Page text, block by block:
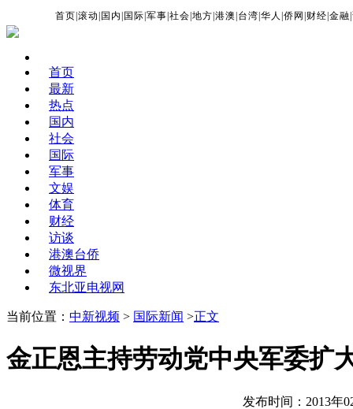
首页 |滚动 国内 国际 |军事 |社会 |地方 |港澳 台湾 |华人 |侨网 财经 |金融 |
首页
最新
热点
国内
社会
国际
军事
文娱
体育
财经
访谈
港澳台侨
微视界
东北亚电视网
当前位置： 中新视频 > 国际新闻 >正文
金正恩主持劳动党中央军委扩
发布时间：2013年